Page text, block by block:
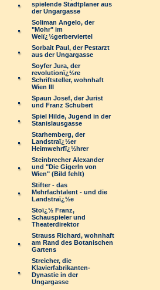
spielende Stadtplaner aus
der Ungargasse
Soliman Angelo, der
"Mohr" im
Weiï¿½gerberviertel
Sorbait Paul, der Pestarzt
aus der Ungargasse
Soyfer Jura, der
revolutionï¿½re
Schriftsteller, wohnhaft
Wien III
Spaun Josef, der Jurist
und Franz Schubert
Spiel Hilde, Jugend in der
Stanislausgasse
Starhemberg, der
Landstraï¿½er
Heimwehrfï¿½hrer
Steinbrecher Alexander
und "Die Gigerln von
Wien" (Bild fehlt)
Stifter - das
Mehrfachtalent - und die
Landstraï¿½e
Stoï¿½ Franz,
Schauspieler und
Theaterdirektor
Strauss Richard, wohnhaft
am Rand des Botanischen
Gartens
Streicher, die
Klavierfabrikanten-
Dynastie in der
Ungargasse